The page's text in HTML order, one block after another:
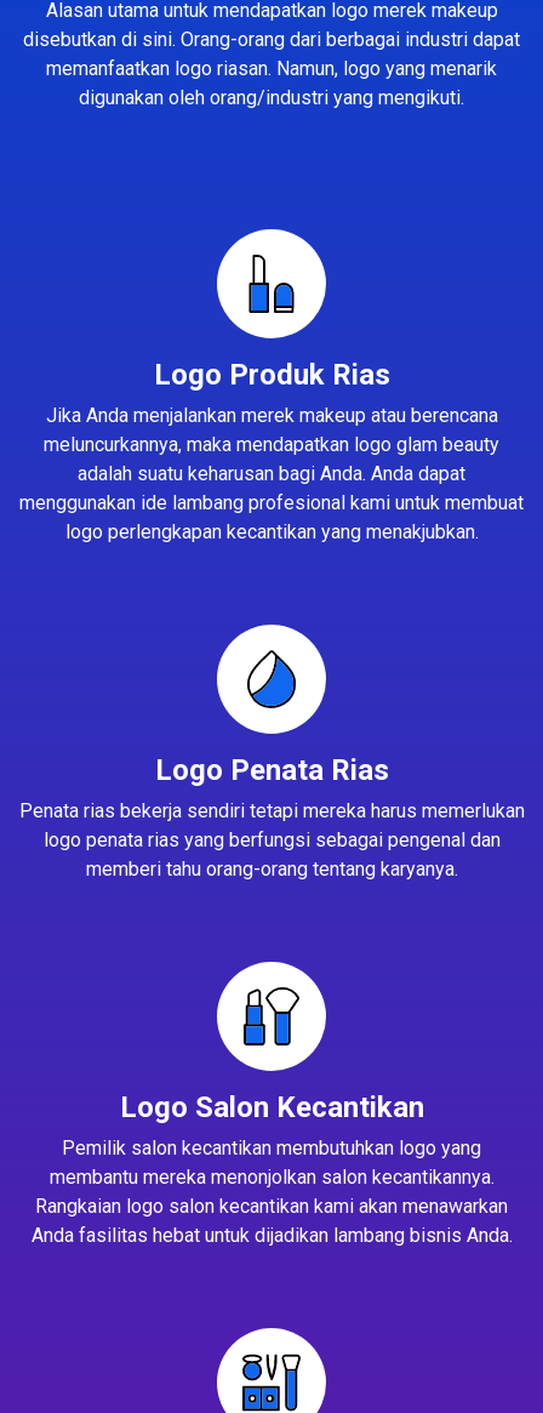
Alasan utama untuk mendapatkan logo merek makeup
disebutkan di sini. Orang-orang dari berbagai industri dapat
memanfaatkan logo riasan. Namun, logo yang menarik
digunakan oleh orang/industri yang mengikuti.
Logo Produk Rias
Jika Anda menjalankan merek makeup atau berencana
meluncurkannya, maka mendapatkan logo glam beauty
adalah suatu keharusan bagi Anda. Anda dapat
menggunakan ide lambang profesional kami untuk membuat
logo perlengkapan kecantikan yang menakjubkan.
Logo Penata Rias
Penata rias bekerja sendiri tetapi mereka harus memerlukan
logo penata rias yang berfungsi sebagai pengenal dan
memberi tahu orang-orang tentang karyanya.
Logo Salon Kecantikan
Pemilik salon kecantikan membutuhkan logo yang
membantu mereka menonjolkan salon kecantikannya.
Rangkaian logo salon kecantikan kami akan menawarkan
Anda fasilitas hebat untuk dijadikan lambang bisnis Anda.